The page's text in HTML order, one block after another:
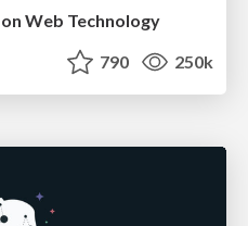
Web Technology
790 250k